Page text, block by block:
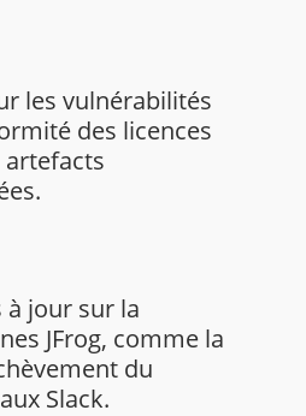
les vulnérabilités
des licences
artefacts
jour sur la
JFrog, comme la
du
Slack.